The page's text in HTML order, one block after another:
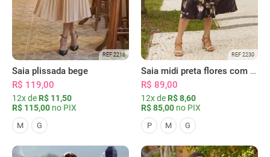
REF 2216
Saia plissada bege
R$ 119,00
12x de R$ 11,50
R$ 115,00 no PIX
M G
REF 2230
Saia midi preta flores com bolsos
R$ 89,00
12x de R$ 8,60
R$ 85,00 no PIX
P M G